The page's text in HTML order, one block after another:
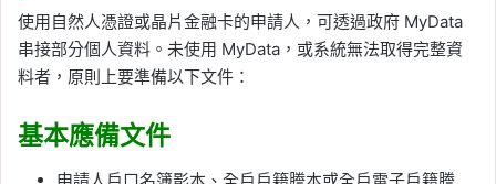
使用自然人憑證或晶片金融卡的申請人，可透過政府 MyData
串接部分個人資料。未使用 MyData，或系統無法取得完整資
料者，原則上要準備以下文件：
基本應備文件